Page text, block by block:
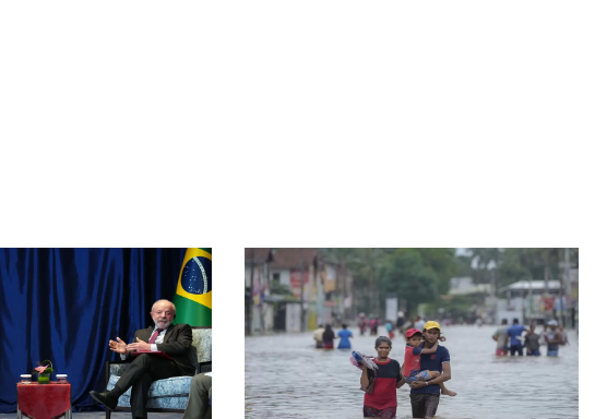
গ্যাস-বিদ্যুৎ সংকটের জবাব চেয়ে প্রধানমন্ত্রীর কাছে স্মারকলিপি
১১ দলের
বেবিচক নিরাপত্তা কমিটির সভা : সিদ্ধান্ত দ্রুত বাস্তবায়নের নির্দেশ
অস্ট্রেলিয়ার সঙ্গে বাণিজ্য ও দক্ষতা উন্নয়নে সহযোগিতা জোরদারে
গুরুত্ব